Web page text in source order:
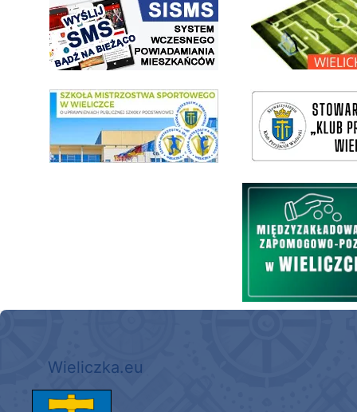
link do SMS Wieliczka wieliczka-wieliczanie na bis
Międzyzakładowa Kasa
Wieliczka.eu